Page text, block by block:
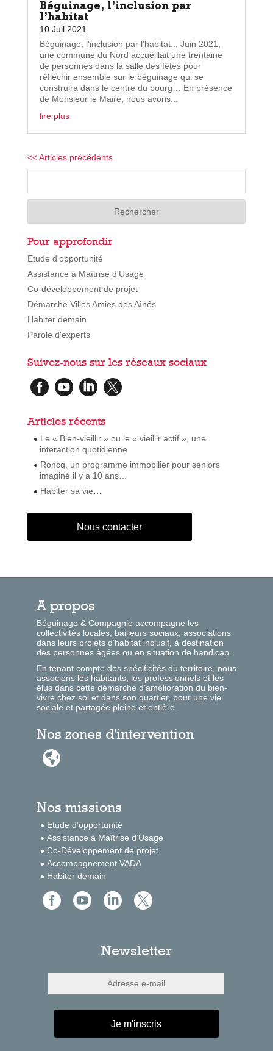
Béguinage, l’inclusion par
l’habitat
10 Juil 2021
Béguinage, l'inclusion par l'habitat... Juin 2021,
une commune du Nord accueillait une trentaine
de personnes dans la salle des fêtes pour
réfléchir ensemble sur le béguinage qui se
construira dans le centre du bourg… En présence
de Monsieur le Maire, nous avons...
lire plus
« Entrées précédentes
Pour approfondir
Etude d'opportunité
Assistance à Maîtrise d'Usage
Co-développement de projet
Démarche Villes Amies des Aînés
Habiter demain
Parole d'experts
Suivez-nous sur les réseaux sociaux
   
Articles récents
Le « Bien-vieillir » ou le « vieillir actif », une
interaction quotidienne
Roncq, un programme immobilier pour seniors
imaginé il y a 10 ans…
Habiter sa vie…
Nous contacter
A propos
Béguinage & Compagnie accompagne les
collectivités locales, bailleurs sociaux, associations
dans leurs projets d’habitat inclusif, à destination
des personnes âgées ou en situation de handicap.
En tenant compte des spécificités du territoire, nous
associons les habitants, les professionnels et les
élus dans cette démarche d’amélioration du bien-
vivre chez soi et dans son quartier, pour une vie
sociale et partagée pleine et entière.
Nos zones d'intervention

Nos missions
Etude d’opportunité
Assistance à Maîtrise d’Usage
Co-Développement de projet
Accompagnement VADA
Habiter demain
   
Newsletter
Je m'inscris